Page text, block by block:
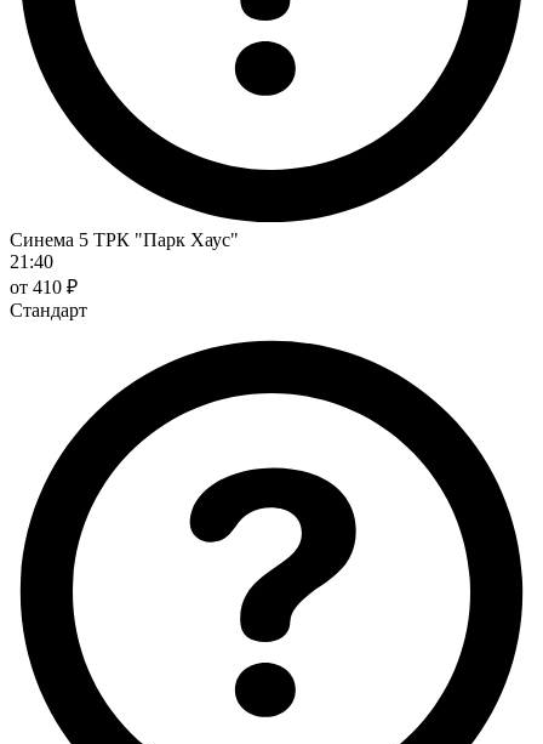
Синема 5 ТРК "Парк Хаус"
21:40
от 410 ₽
Стандарт